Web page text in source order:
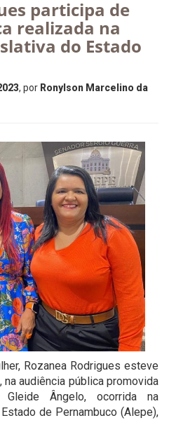
participa de
realizada na
do Estado
, por Ronylson Marcelino da
Rozanea Rodrigues esteve
na audiência pública promovida
Gleide Ângelo, ocorrida na
de Pernambuco (Alepe),